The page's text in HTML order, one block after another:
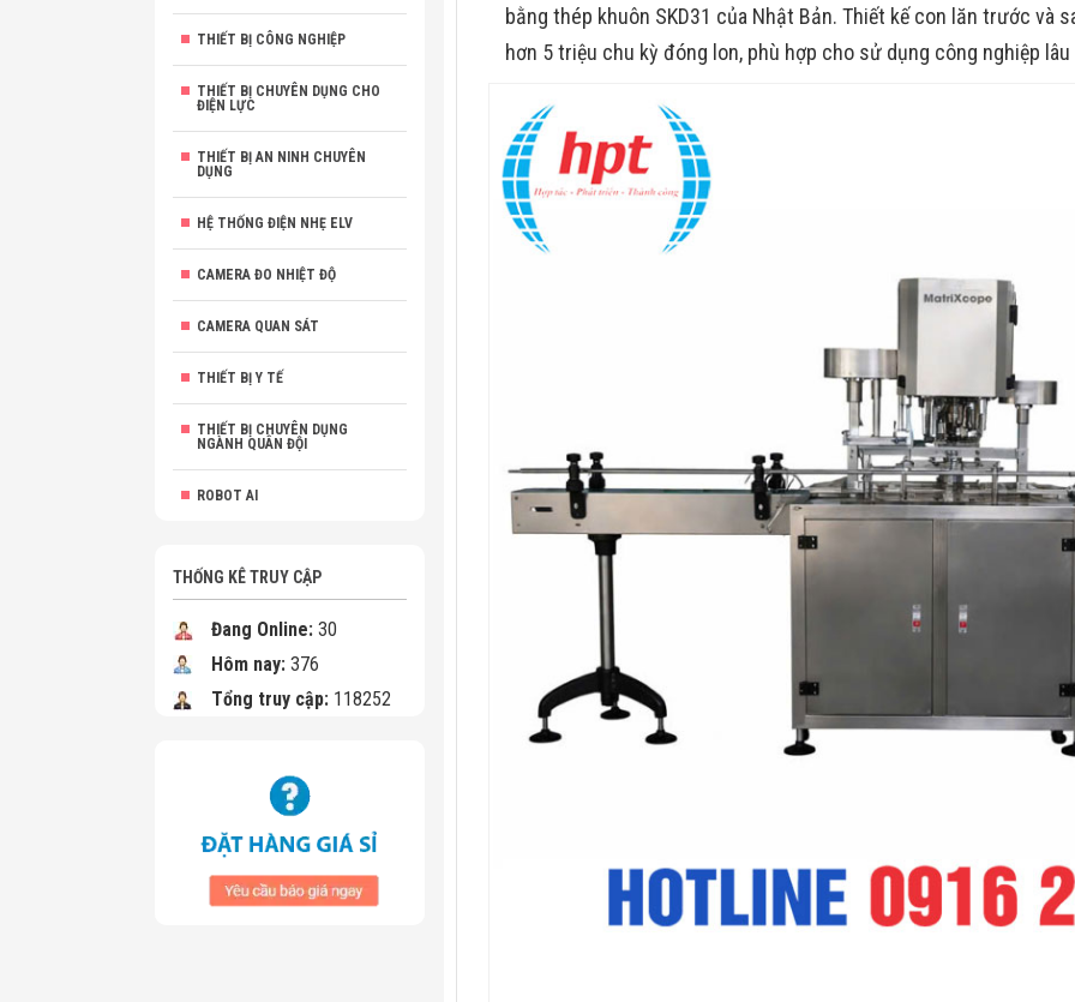
THIẾT BỊ CÔNG NGHIỆP
THIẾT BỊ CHUYÊN DỤNG CHO
ĐIỆN LỰC
THIẾT BỊ AN NINH CHUYÊN
DỤNG
HỆ THỐNG ĐIỆN NHẸ ELV
CAMERA ĐO NHIỆT ĐỘ
CAMERA QUAN SÁT
THIẾT BỊ Y TẾ
THIẾT BỊ CHUYÊN DỤNG
NGÀNH QUÂN ĐỘI
ROBOT AI
THỐNG KÊ TRUY CẬP
Đang Online: 30
Hôm nay: 376
Tổng truy cập: 118252
bằng thép khuôn SKD31 của Nhật Bản. Thiết kế con lăn trước và
hơn 5 triệu chu kỳ đóng lon, phù hợp cho sử dụng công nghiệp lâu